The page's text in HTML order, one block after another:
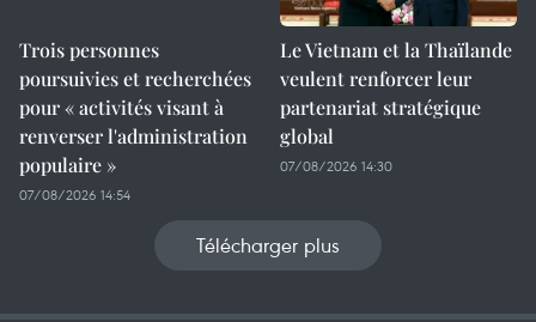
Trois personnes
poursuivies et recherchées
pour « activités visant à
renverser l'administration
populaire »
07/08/2026 14:54
Le Vietnam et la Thaïlande
veulent renforcer leur
partenariat stratégique
global
07/08/2026 14:30
Télécharger plus